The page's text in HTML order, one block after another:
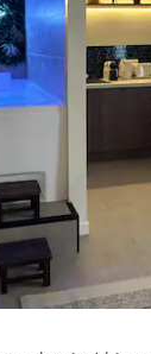
53 omdömen